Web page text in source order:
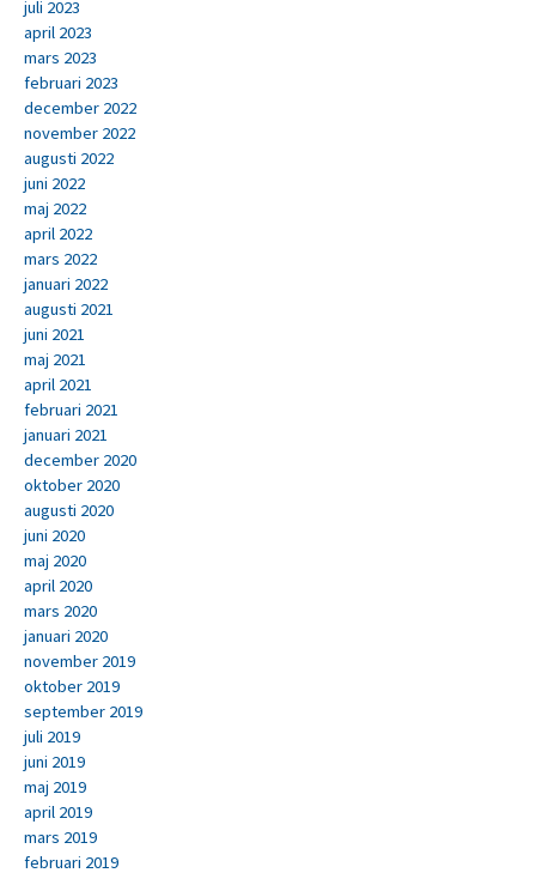
juli 2023
april 2023
mars 2023
februari 2023
december 2022
november 2022
augusti 2022
juni 2022
maj 2022
april 2022
mars 2022
januari 2022
augusti 2021
juni 2021
maj 2021
april 2021
februari 2021
januari 2021
december 2020
oktober 2020
augusti 2020
juni 2020
maj 2020
april 2020
mars 2020
januari 2020
november 2019
oktober 2019
september 2019
juli 2019
juni 2019
maj 2019
april 2019
mars 2019
februari 2019